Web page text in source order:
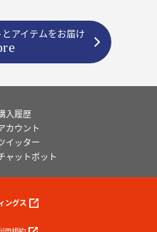
アイテムをお届け
入履歴
カウント
イッター
ャットボット
ングス